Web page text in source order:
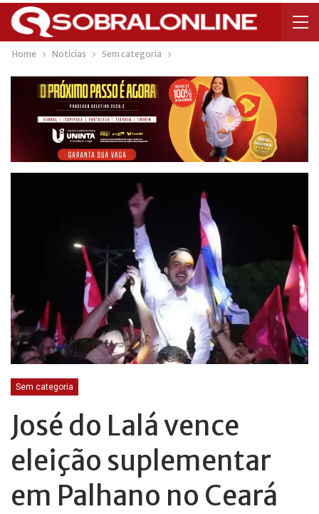
Home Notícias Sem categoria
Sem categoria
José do Lalá vence
eleição suplementar
em Palhano no Ceará